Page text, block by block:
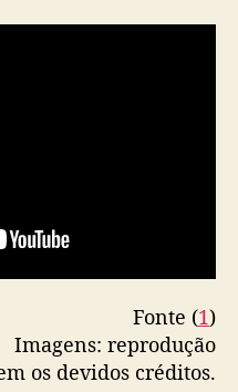
g
Fonte (1)
Imagens: reprodução
os devidos créditos.